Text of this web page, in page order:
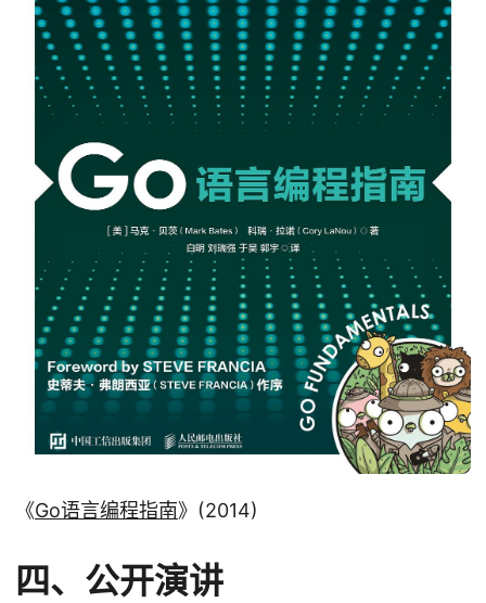
《Go语言编程指南》(2014)
四、公开演讲